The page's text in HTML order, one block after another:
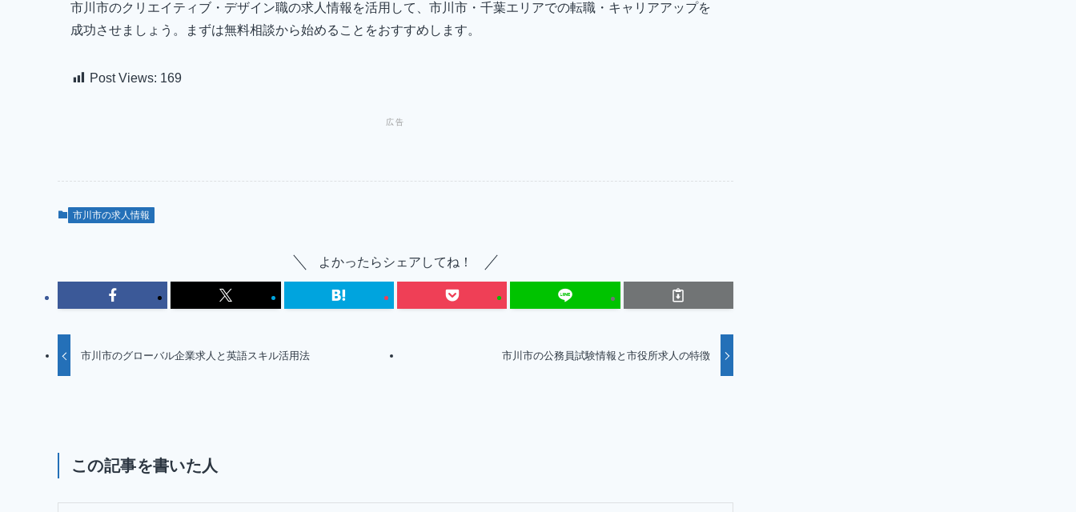
市川市のクリエイティブ・デザイン職の求人情報を活用して、市川市・千葉エリアでの転職・キャリアアップを
成功させましょう。まずは無料相談から始めることをおすすめします。
Post Views: 169
市川市の求人情報
よかったらシェアしてね！
市川市のグローバル企業求人と英語スキル活用法 市川市の公務員試験情報と市役所求人の特徴
この記事を書いた人